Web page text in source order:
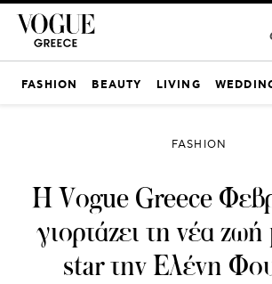
FASHION BEAUTY LIVING
FASHION
Η Vogue Greece
γιορτάζει τη νέα
star την Ελένη